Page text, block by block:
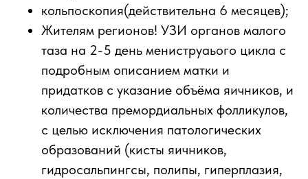
кольпоскопия(действительна 6 месяцев);
Жителям регионов! УЗИ органов малого
таза на 2-5 день мениструаього цикла с
подробным описанием матки и
придатков с указание объёма яичников, и
количества премордиальных фолликулов,
с целью исключения патологических
образований (кисты яичников,
гидросальпингсы, полипы, гиперплазия,